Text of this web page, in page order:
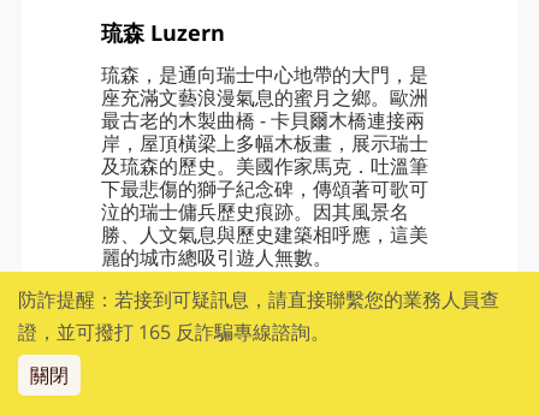
琉森 Luzern
琉森，是通向瑞士中心地帶的大門，是
座充滿文藝浪漫氣息的蜜月之鄉。歐洲
最古老的木製曲橋 - 卡貝爾木橋連接兩
岸，屋頂橫梁上多幅木板畫，展示瑞士
及琉森的歷史。美國作家馬克．吐溫筆
下最悲傷的獅子紀念碑，傳頌著可歌可
泣的瑞士傭兵歷史痕跡。因其風景名
勝、人文氣息與歷史建築相呼應，這美
麗的城市總吸引遊人無數。
防詐提醒：若接到可疑訊息，請直接聯繫您的業務人員查
證，並可撥打 165 反詐騙專線諮詢。
關閉